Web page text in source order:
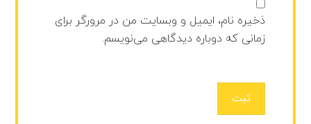
ذخیره نام، ایمیل و وبسایت من در مرورگر برای
زمانی که دوباره دیدگاهی می‌نویسم.
ثبت